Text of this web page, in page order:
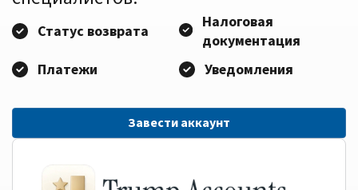
Статус возврата
Налоговая
документация
Платежи
Уведомления
Завести аккаунт